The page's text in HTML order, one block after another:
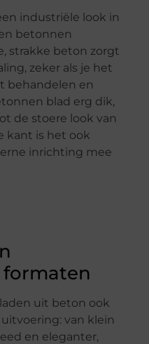
industriële look in
betonnen
strakke beton zorgt
zeker als je het
behandelen en
blad erg dik,
de stoere look van
kant is het ook
inrichting mee
uit beton ook
van klein
en eleganter,